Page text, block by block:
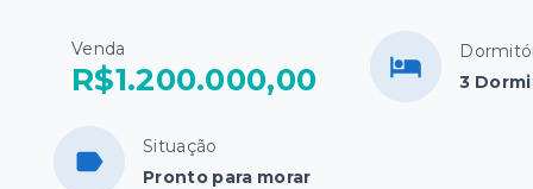
Venda
R$1.200.000,00
3
Situação
Pronto para morar